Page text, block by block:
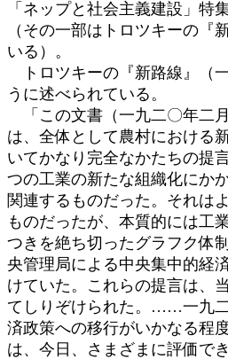
「ネップと社会主義建設」特
（その一部はトロツキーの『
いる）。
トロツキーの『新路線』（
うに述べられている。
「この文書（一九二〇年二
は、全体として農村における
いてかなり完全なかたちの提
つの工業の新たな組織化にか
関連するものだった。それは
ものだったが、本質的には工
つきを絶ち切ったグラフク体
央管理局による中央集中的経
けていた。これらの提言は、
てしりぞけられた。……一九
済政策への移行がいかなる程
は、今日、さまざまに評価で